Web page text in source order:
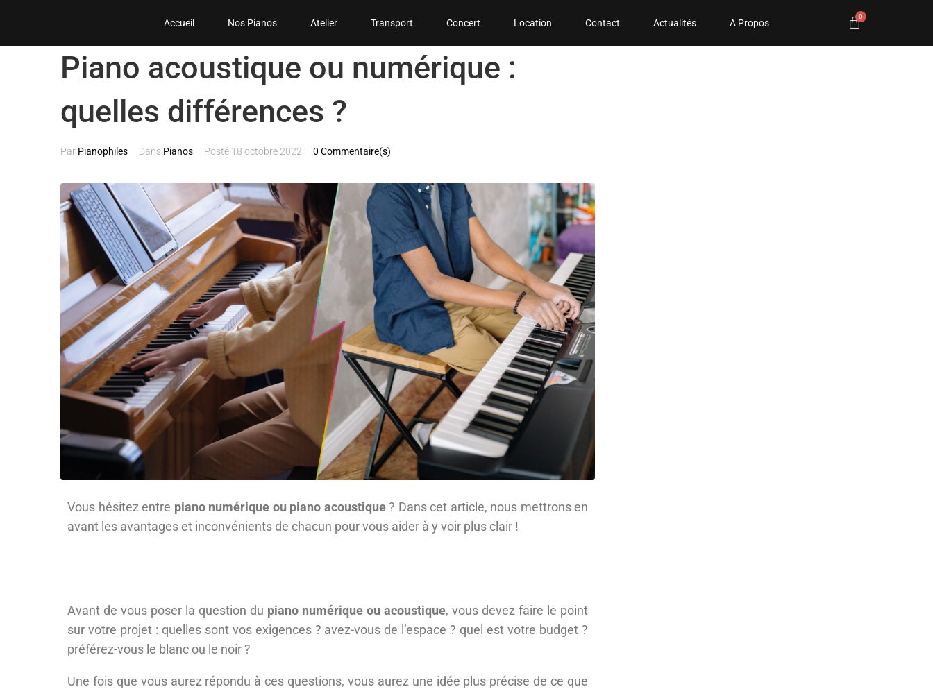
Accueil Nos Pianos Atelier Transport Concert Location Contact Actualités A Propos
Piano acoustique ou numérique :
quelles différences ?
Par Pianophiles Dans Pianos Posté 18 octobre 2022 0 Commentaire(s)
Vous hésitez entre piano numérique ou piano acoustique? Dans cet article, nous mettrons en
avant les avantages et inconvénients de chacun pour vous aider à y voir plus clair !
Avant de vous poser la question du piano numérique ou acoustique, vous devez faire le point
sur votre projet : quelles sont vos exigences ? avez-vous de l’espace ? quel est votre budget ?
préférez-vous le blanc ou le noir ?
Une fois que vous aurez répondu à ces questions, vous aurez une idée plus précise de ce que